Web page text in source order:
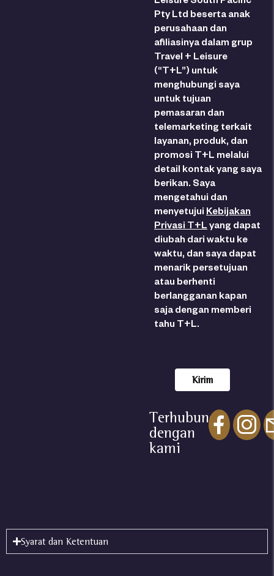
Pty Ltd beserta anak
perusahaan dan
afiliasinya dalam grup
Travel + Leisure
(“T+L”) untuk
menghubungi saya
untuk tujuan
pemasaran dan
telemarketing terkait
layanan, produk, dan
promosi T+L melalui
detail kontak yang saya
berikan. Saya
mengetahui dan
menyetujui Kebijakan
Privasi T+L yang dapat
diubah dari waktu ke
waktu, dan saya dapat
menarik persetujuan
atau berhenti
berlangganan kapan
saja dengan memberi
tahu T+L.
Terhubung
dengan
kami
Syarat dan Ketentuan